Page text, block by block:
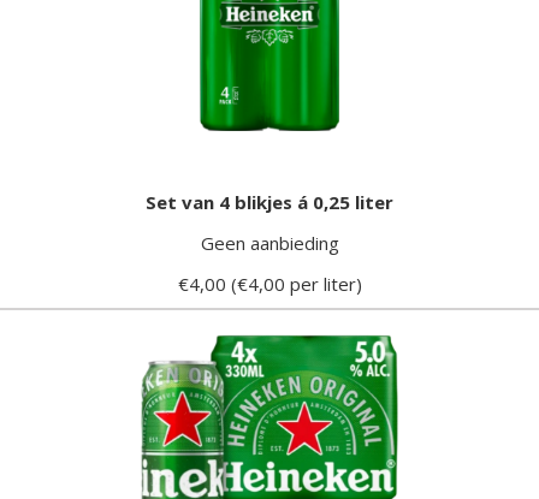
Set van 4 blikjes á 0,25 liter
Geen aanbieding
€4,00 (€4,00 per liter)